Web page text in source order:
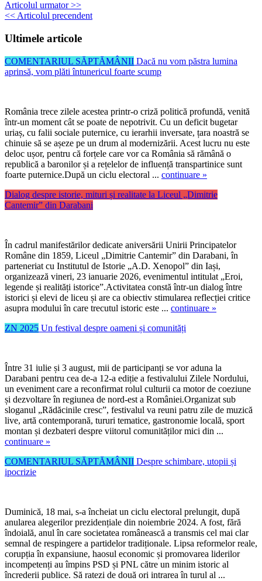
Articolul urmator >>
<< Articolul precendent
Ultimele articole
COMENTARIUL SĂPTĂMÂNII Dacă nu vom păstra lumina
aprinsă, vom plăti întunericul foarte scump
România trece zilele acestea printr-o criză politică profundă, venită
într-un moment cât se poate de nepotrivit. Cu un deficit bugetar
uriaș, cu falii sociale puternice, cu ierarhii inversate, țara noastră se
chinuie să se așeze pe un drum al modernizării. Acest lucru nu este
deloc ușor, pentru că forțele care vor ca România să rămână o
republică a baronilor și a rețelelor de influență transpartinice sunt
foarte puternice.După un ciclu electoral ... continuare »
Dialog despre istorie, mituri și realitate la Liceul „Dimitrie
Cantemir” din Darabani
În cadrul manifestărilor dedicate aniversării Unirii Principatelor
Române din 1859, Liceul „Dimitrie Cantemir” din Darabani, în
parteneriat cu Institutul de Istorie „A.D. Xenopol” din Iași,
organizează vineri, 23 ianuarie 2026, evenimentul intitulat „Eroi,
legende și realități istorice”.Activitatea constă într-un dialog între
istorici și elevi de liceu și are ca obiectiv stimularea reflecției critice
asupra modului în care trecutul istoric este ... continuare »
ZN 2025 Un festival despre oameni și comunități
Între 31 iulie și 3 august, mii de participanți se vor aduna la
Darabani pentru cea de-a 12-a ediție a festivalului Zilele Nordului,
un eveniment care a reconfirmat rolul culturii ca motor de coeziune
și dezvoltare în regiunea de nord-est a României.Organizat sub
sloganul „Rădăcinile cresc”, festivalul va reuni patru zile de muzică
live, artă contemporană, tururi tematice, gastronomie locală, sport
montan și dezbateri despre viitorul comunităților mici din ...
continuare »
COMENTARIUL SĂPTĂMÂNII Despre schimbare, utopii și
ipocrizie
Duminică, 18 mai, s-a încheiat un ciclu electoral prelungit, după
anularea alegerilor prezidențiale din noiembrie 2024. A fost, fără
îndoială, anul în care societatea românească a transmis cel mai clar
semnal de respingere a partidelor tradiționale. Lipsa reformelor reale,
corupția în expansiune, haosul economic și promovarea liderilor
incompetenți au împins PSD și PNL către un minim istoric al
încrederii publice. Să ratezi de două ori intrarea în turul al ...